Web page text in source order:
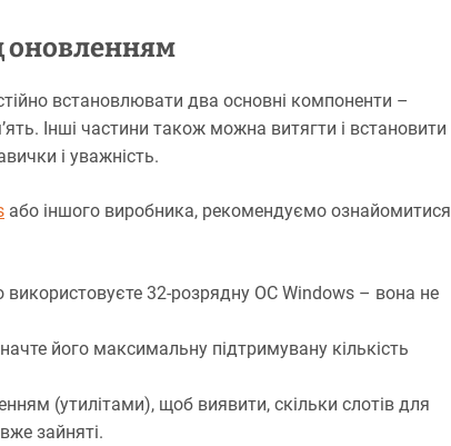
оновленням
встановлювати два основні компоненти –
Інші частини також можна витягти і встановити
і уважність.
або іншого виробника, рекомендуємо ознайомитися
32-розрядну ОС Windows – вона не
його максимальну підтримувану кількість
(утилітами), щоб виявити, скільки слотів для
зайняті.